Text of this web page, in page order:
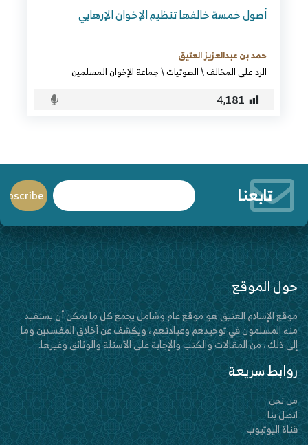
أصول خمسة خالفها تنظيم الإخوان الإرهابي
حمد بن عبدالعزيز العتيق
الرد على المخالف\الصوتيات\جماعة الإخوان المسلمين
4٬181
تابعنا
حول الموقع
موقع الإسلام العتيق هو موقع عام وشامل يجمع كل ما يمكن أن يستفيد
منه المسلمون في توحيدهم وعبادتهم ، ويكشف عن أخلاق المفسدين وما
إلى ذلك ، من المقالات والكتب والإجابة على الأسئلة والوثائق وغيرها.
روابط سريعة
من نحن
اتصل بنا
قناة اليوتيوب